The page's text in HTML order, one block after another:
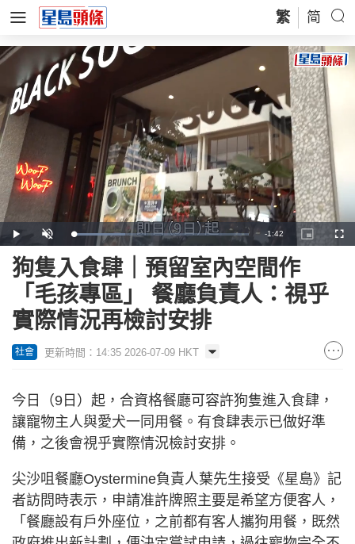
繁 简
Play Unmute Loaded:
30.52%
Remaining
Time
-1:42
Picture-
in-
狗隻入食肆｜預留室內空間作
「毛孩專區」 餐廳負責人：視乎
實際情況再檢討安排
社會 更新時間：14:35 2026-07-09 HKT
今日（9日）起，合資格餐廳可容許狗隻進入食肆，
讓寵物主人與愛犬一同用餐。有食肆表示已做好準
備，之後會視乎實際情況檢討安排。
尖沙咀餐廳Oystermine負責人葉先生接受《星島》記
者訪問時表示，申請准許牌照主要是希望方便客人，
「餐廳設有戶外座位，之前都有客人攜狗用餐，既然